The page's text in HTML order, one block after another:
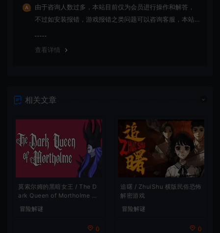
由于咨询人数过多，本站目前仅为会员进行操作和解答，
不过如安装报错，游戏报错之类问题可以咨询客服，本站
查看详情
相关文章
莫索尔姆的黑暗女王 / The D
ark Queen of Mortholme 多
冒险解谜
0
追曙 / ZhuiShu 横版民俗恐怖
解密游戏
冒险解谜
0